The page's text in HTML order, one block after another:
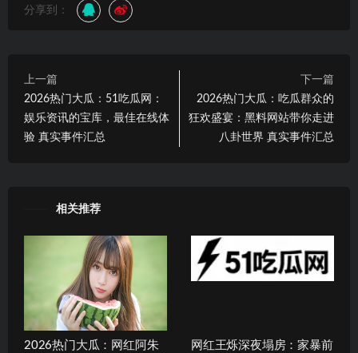
分享到：
上一篇
2026热门大瓜：51吃瓜网：
娱乐资讯的宝库，最佳在线体
验 真实事件汇总
下一篇
2026热门大瓜：吃瓜群众的
狂欢盛宴：黑料网站带你走进
八卦世界 真实事件汇总
相关推荐
2026热门大瓜：网红阿朱
网红王烁深夜塌房：家暴前